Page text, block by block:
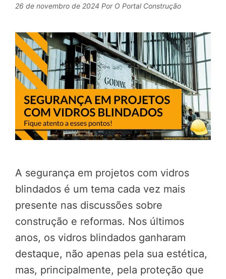
26 de novembro de 2024 Por O Portal Construção
A segurança em projetos com vidros
blindados é um tema cada vez mais
presente nas discussões sobre
construção e reformas. Nos últimos
anos, os vidros blindados ganharam
destaque, não apenas pela sua estética,
mas, principalmente, pela proteção que